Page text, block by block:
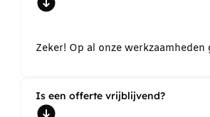
Zeker! Op al onze
Is een offerte vrijblijvend?